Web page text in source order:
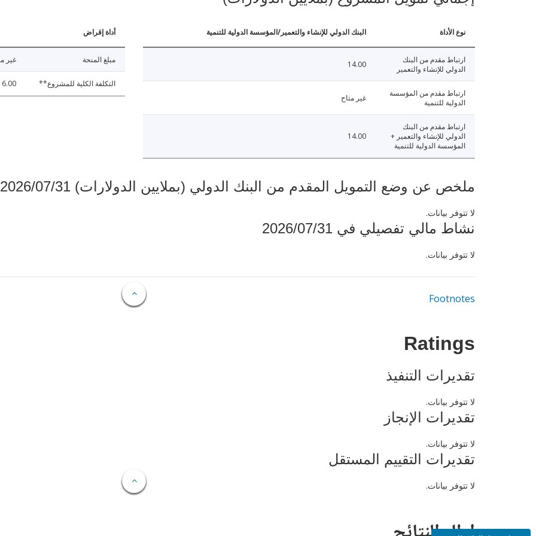
نوع الأداة البنك الدولي للإنشاء والتعمير/المؤسسة الدولية للتنمية
ارتباط مقدم من البنك
الدولي للإنشاء والتعمير
14.00
ارتباط مقدم من المؤسسة
الدولية للتنمية
غير متاح
ارتباط مقدم من البنك
الدولي للإنشاء والتعمير +
المؤسسة الدولية للتنمية
14.00
أداة إقراض
مبلغ المنحة غير
التكلفة الكلية للمشروع**
ملخص عن وضع التمويل المقدم من البنك الدولي (بملايين الدولارات) 2026/07/31
لا تتوفر بيانات.
نشاط مالي تفصيلي في 2026/07/31
لا تتوفر بيانات.
Footnotes
Ratings
تقديرات التنفيذ
لا تتوفر بيانات.
تقديرات الإنجاز
لا تتوفر بيانات.
تقديرات التقييم المستقل
لا تتوفر بيانات.